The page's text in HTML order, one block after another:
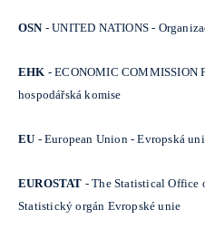
OSN - UNITED NATIONS -
EHK - ECONOMIC COMMISSION
hospodářská komise
EU - European Union - Evropská
EUROSTAT - The Statistical Office
Statistický orgán Evropské unie